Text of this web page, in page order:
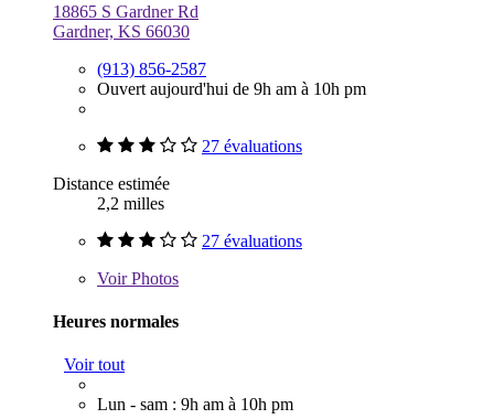
18865 S Gardner Rd
Gardner, KS 66030
(913) 856-2587
Ouvert aujourd'hui de 9h am à 10h pm
27 évaluations
Distance estimée
2,2 milles
27 évaluations
VoirPhotos
Heures normales
Voir tout
Lun - sam : 9h am à 10h pm